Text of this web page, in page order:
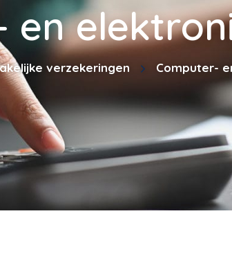
en
verzekeringen Computer-